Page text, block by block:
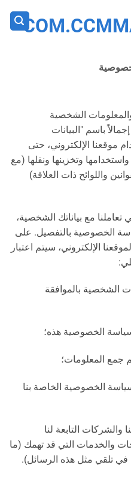
الشخصية
باسم "البيانات
موقعنا الإلكتروني، حتى
وتخزينها ونقلها (مع
واللوائح ذات العلاقة)
تعاملنا مع بياناتك الشخصية،
الخصوصية بالتفصيل. على
الإلكتروني، سيتم اعتبار
الشخصية بالموافقة
الخصوصية هذه؛
جمع المعلومات؛
الخصوصية الخاصة بنا
والشركات التابعة لنا
والخدمات التي قد تهمك (ما
تلقي مثل هذه الرسائل).